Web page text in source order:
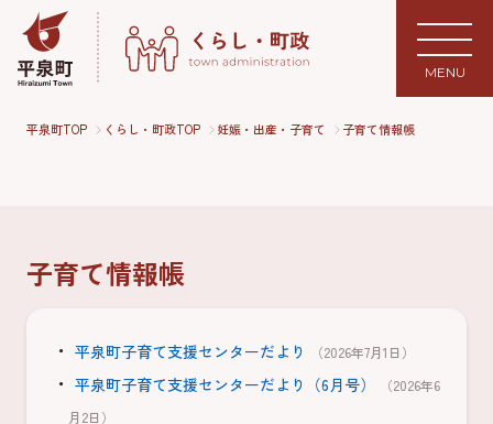
MENU
平泉町TOP くらし・町政TOP 妊娠・出産・子育て 子育て情報帳
子育て情報帳
平泉町子育て支援センターだより （2026年7月1日）
平泉町子育て支援センターだより（6月号）
（2026年6
月2日）